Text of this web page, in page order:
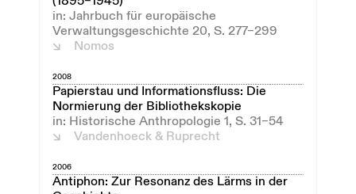
in: Jahrbuch für europäische
Verwaltungsgeschichte 20, S. 277–299
Nomos
2008
Papierstau und Informationsfluss: Die
Normierung der Bibliothekskopie
in: Historische Anthropologie 1, S. 31–54
Vandenhoeck & Ruprecht
2006
Antiphon: Zur Resonanz des Lärms in der